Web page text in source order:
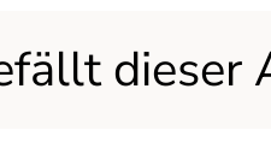
dieser